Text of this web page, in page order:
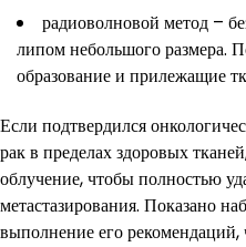
радиоволновой метод –
липом небольшого размера.
образование и прилежащие
Если подтвердился
рак в пределах здоровых
облучение, чтобы полностью
метастазирования. Показано
выполнение его